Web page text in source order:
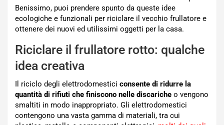
Benissimo, puoi prendere spunto da queste idee
ecologiche e funzionali per riciclare il vecchio frullatore e
ottenere dei nuovi ed utilissimi oggetti per la casa.
Riciclare il frullatore rotto: qualche
idea creativa
Il riciclo degli elettrodomestici consente di ridurre la
quantità di rifiuti che finiscono nelle discariche o vengono
smaltiti in modo inappropriato. Gli elettrodomestici
contengono una vasta gamma di materiali, tra cui